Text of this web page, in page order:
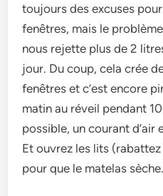
toujours des excuses
fenêtres, mais le
nous rejette plus de 2
jour. Du coup, cela crée
fenêtres et c’est encore
matin au réveil pendant
possible, un courant d’air
Et ouvrez les lits
pour que le matelas sèche.